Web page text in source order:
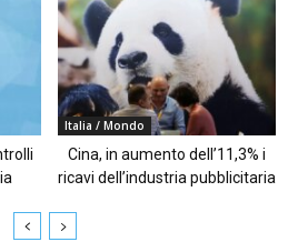
Italia / Mondo
Cina, in aumento dell’11,3% i
ricavi dell’industria pubblicitaria